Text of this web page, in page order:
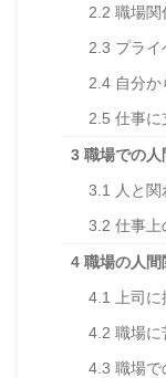
2.2 職場関
2.3 プライ
2.4 自分
2.5 仕事に
3 職場での人
3.1
人と
3.2 仕事上
4 職場の人間
4.1
上司
4.2 職場に
4.3 職場で